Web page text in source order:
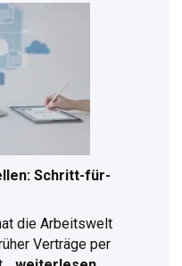
Schritt-für-
die Arbeitswelt
Verträge per